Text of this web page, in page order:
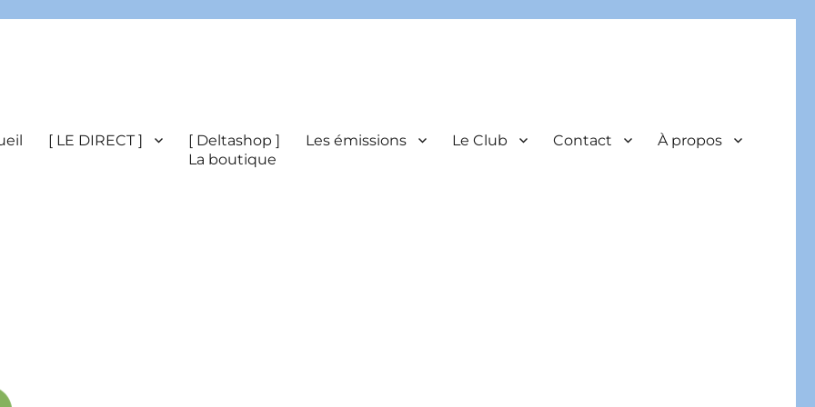
[ LE DIRECT ]
[ Deltashop ]
La boutique
Les émissions Le Club Contact À propos